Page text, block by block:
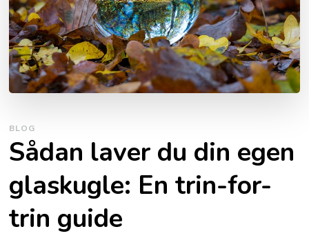
BLOG
Sådan laver du din egen
glaskugle: En trin-for-
trin guide